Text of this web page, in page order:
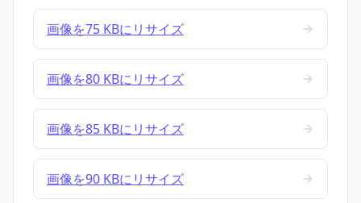
画像を75 KBにリサイズ
画像を80 KBにリサイズ
画像を85 KBにリサイズ
画像を90 KBにリサイズ